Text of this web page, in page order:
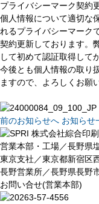
プライバシーマーク契約
個人情報について適切な
れるプライバシーマーク
契約更新しております。
して初めて認証取得して
今後とも個人情報の取り
ますので、よろしくお願
前のお知らせへ お知らせ
営業本部・工場／長野県
東京支社／東京都新宿区
長野営業所／長野県長野
お問い合せ(営業本部)